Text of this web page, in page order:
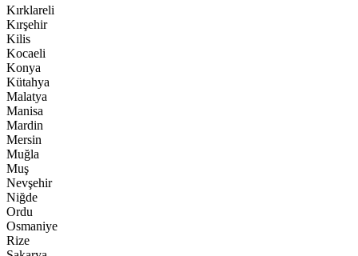
Kırklareli
Kırşehir
Kilis
Kocaeli
Konya
Kütahya
Malatya
Manisa
Mardin
Mersin
Muğla
Muş
Nevşehir
Niğde
Ordu
Osmaniye
Rize